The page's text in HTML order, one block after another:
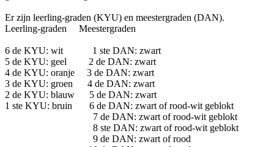
Er zijn leerling-graden (KYU) en meestergraden (DAN).
Leerling-graden Meestergraden
6 de KYU: wit 1 ste DAN: zwart
5 de KYU: geel 2 de DAN: zwart
4 de KYU: oranje 3 de DAN: zwart
3 de KYU: groen 4 de DAN: zwart
2 de KYU: blauw 5 de DAN: zwart
1 ste KYU: bruin 6 de DAN: zwart of rood-wit geblokt
7 de DAN: zwart of rood-wit geblokt
8 ste DAN: zwart of rood-wit geblokt
9 de DAN: zwart of rood